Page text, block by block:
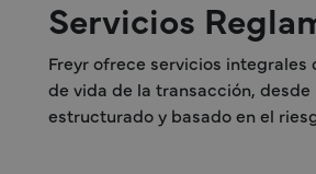
Servicios
Freyr ofrece servicios
de vida de la transacción,
estructurado y basado en el